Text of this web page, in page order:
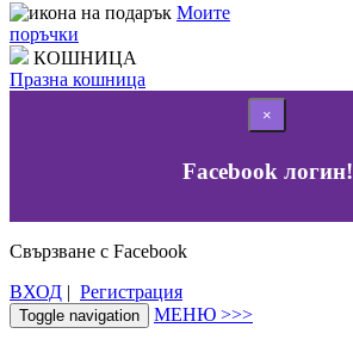
Моите
поръчки
КОШНИЦА
Празна кошница
×
Facebook логин!
Свързване с Facebook
ВХОД | Регистрация
Toggle navigation МЕНЮ >>>